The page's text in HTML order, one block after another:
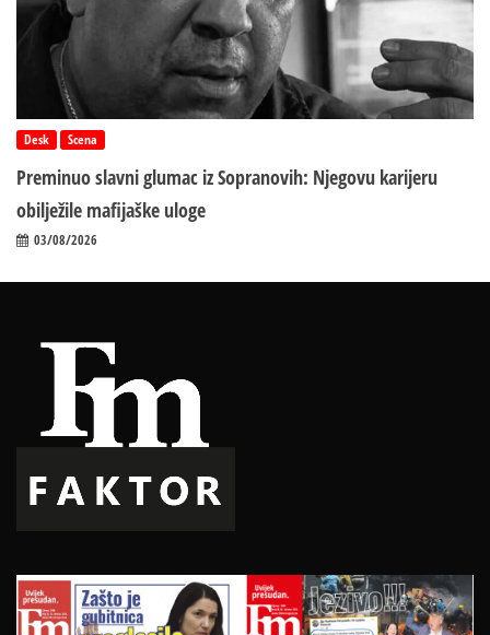
Desk Scena
Preminuo slavni glumac iz Sopranovih: Njegovu karijeru
obilježile mafijaške uloge
03/08/2026